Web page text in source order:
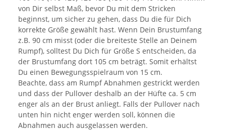
von Dir selbst Maß, bevor Du mit dem Stricken
beginnst, um sicher zu gehen, dass Du die für Dich
korrekte Größe gewählt hast. Wenn Dein Brustumfang
z.B. 90 cm misst (oder die breiteste Stelle an Deinem
Rumpf), solltest Du Dich für Größe S entscheiden, da
der Brustumfang dort 105 cm beträgt. Somit erhältst
Du einen Bewegungsspielraum von 15 cm.
Beachte, dass am Rumpf Abnahmen gestrickt werden
und dass der Pullover deshalb an der Hüfte ca. 5 cm
enger als an der Brust anliegt. Falls der Pullover nach
unten hin nicht enger werden soll, können die
Abnahmen auch ausgelassen werden.